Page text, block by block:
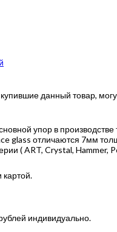
данный товар,
упор в производстве
glass отличаются 7мм
( ART, Crystal, Hammer,
индивидуально.